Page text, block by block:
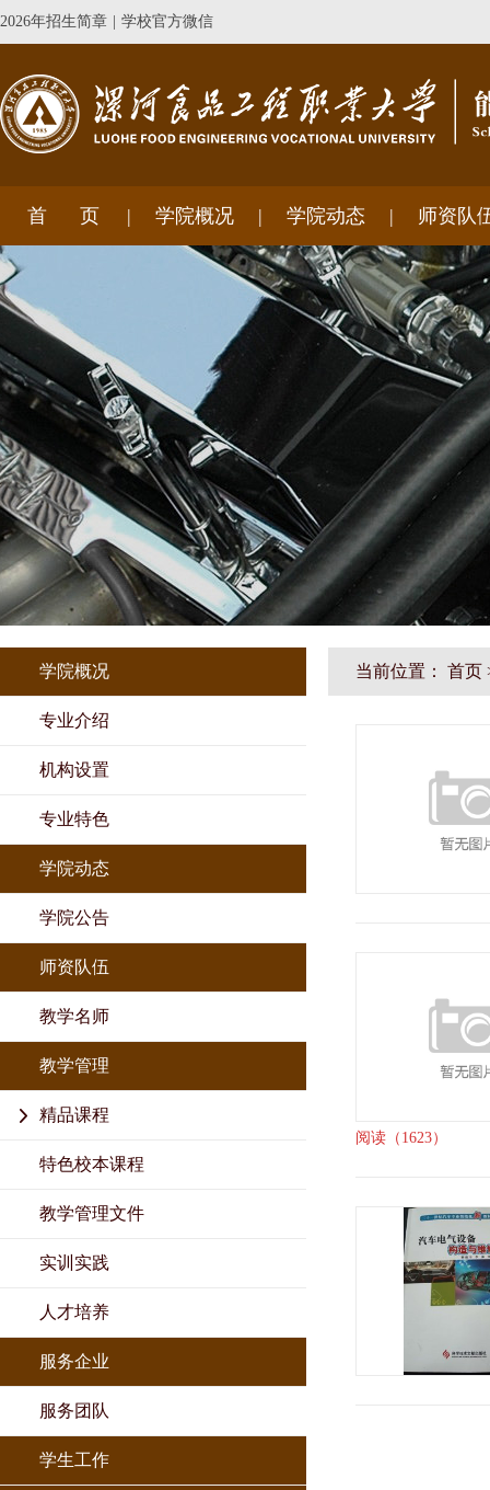
2026年招生简章 学校官方微信
首 页 学院概况 学院动态 师资队
学院概况
专业介绍
机构设置
专业特色
学院动态
学院公告
师资队伍
教学名师
教学管理
精品课程
特色校本课程
教学管理文件
实训实践
人才培养
服务企业
服务团队
学生工作
当前位置： 首页
阅读（1623）